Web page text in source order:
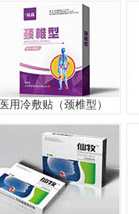
医用冷敷贴（颈椎型）